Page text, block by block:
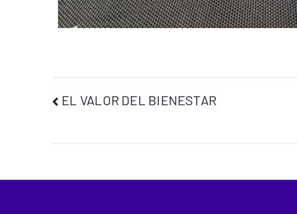
EL VALOR DEL BIENESTAR